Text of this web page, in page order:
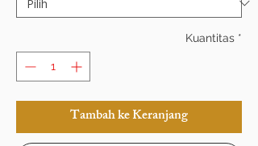
Kuantitas *
Tambah ke Keranjang